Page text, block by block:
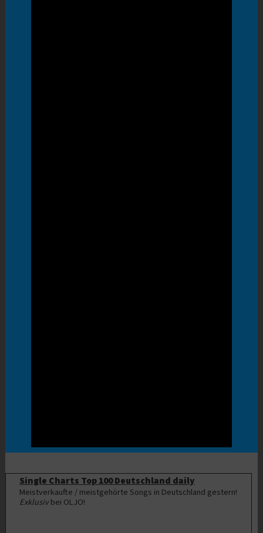
Single Charts Top 100 Deutschland daily
Meistverkaufte / meistgehörte Songs in Deutschland gestern!
Exklusivbei OLJO!